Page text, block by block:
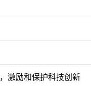
激励和保护科技创新